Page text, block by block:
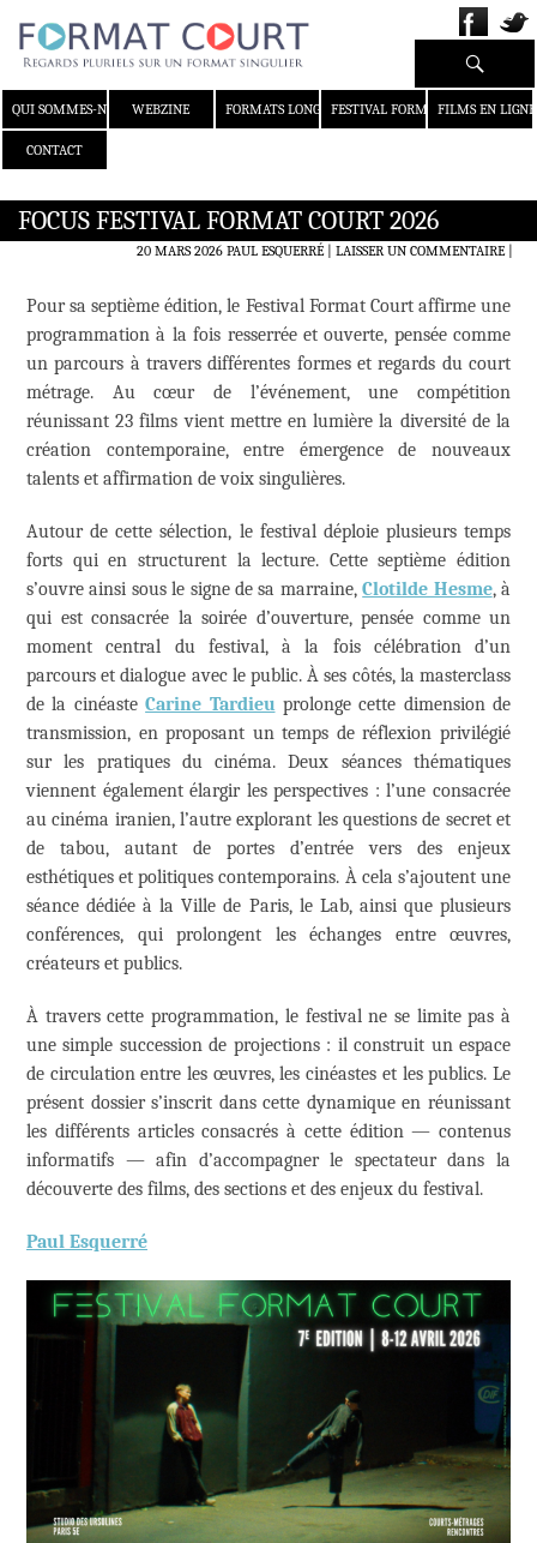
QUI SOMMES-NOUS ?WEBZINE FORMATS LONGS FESTIVAL FORMAT COURT
FILMS EN LIGNE
CONTACT
Recherche
FOCUS FESTIVAL FORMAT COURT 2026
20 MARS 2026 PAUL ESQUERRÉ LAISSER UN COMMENTAIRE|
Pour sa septième édition, le Festival Format Court affirme une
programmation à la fois resserrée et ouverte, pensée comme
un parcours à travers différentes formes et regards du court
métrage. Au cœur de l’événement, une compétition
réunissant 23 films vient mettre en lumière la diversité de la
création contemporaine, entre émergence de nouveaux
talents et affirmation de voix singulières.
Autour de cette sélection, le festival déploie plusieurs temps
forts qui en structurent la lecture. Cette septième édition
s’ouvre ainsi sous le signe de sa marraine,Clotilde Hesme, à
qui est consacrée la soirée d’ouverture, pensée comme un
moment central du festival, à la fois célébration d’un
parcours et dialogue avec le public. À ses côtés, la masterclass
de la cinéasteCarine Tardieuprolonge cette dimension de
transmission, en proposant un temps de réflexion privilégié
sur les pratiques du cinéma. Deux séances thématiques
viennent également élargir les perspectives : l’une consacrée
au cinéma iranien, l’autre explorant les questions de secret et
de tabou, autant de portes d’entrée vers des enjeux
esthétiques et politiques contemporains. À cela s’ajoutent une
séance dédiée à la Ville de Paris, le Lab, ainsi que plusieurs
conférences, qui prolongent les échanges entre œuvres,
créateurs et publics.
À travers cette programmation, le festival ne se limite pas à
une simple succession de projections : il construit un espace
de circulation entre les œuvres, les cinéastes et les publics. Le
présent dossier s’inscrit dans cette dynamique en réunissant
les différents articles consacrés à cette édition — contenus
informatifs — afin d’accompagner le spectateur dans la
découverte des films, des sections et des enjeux du festival.
Paul Esquerré